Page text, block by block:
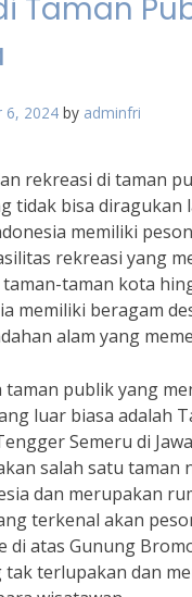
Taman
6, 2024 by adminfri
rekreasi di taman
tidak bisa diragukan
memiliki
rekreasi yang
taman kota
memiliki beragam
alam yang
taman publik yang
luar biasa adalah
Semeru di
salah satu taman
dan merupakan
terkenal akan
di atas Gunung
terlupakan dan